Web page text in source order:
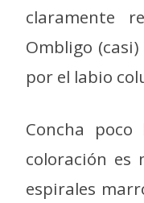
claramente
Ombligo
por el labio
Concha
coloración es
espirales